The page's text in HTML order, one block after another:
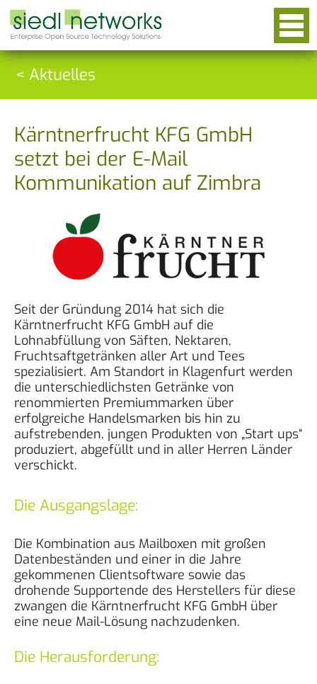
< Aktuelles
Kärntnerfrucht KFG GmbH
setzt bei der E-Mail
Kommunikation auf Zimbra
Seit der Gründung 2014 hat sich die
Kärntnerfrucht KFG GmbH auf die
Lohnabfüllung von Säften, Nektaren,
Fruchtsaftgetränken aller Art und Tees
spezialisiert. Am Standort in Klagenfurt werden
die unterschiedlichsten Getränke von
renommierten Premiummarken über
erfolgreiche Handelsmarken bis hin zu
aufstrebenden, jungen Produkten von „Start ups“
produziert, abgefüllt und in aller Herren Länder
verschickt.
Die Ausgangslage:
Die Kombination aus Mailboxen mit großen
Datenbeständen und einer in die Jahre
gekommenen Clientsoftware sowie das
drohende Supportende des Herstellers für diese
zwangen die Kärntnerfrucht KFG GmbH über
eine neue Mail-Lösung nachzudenken.
Die Herausforderung: